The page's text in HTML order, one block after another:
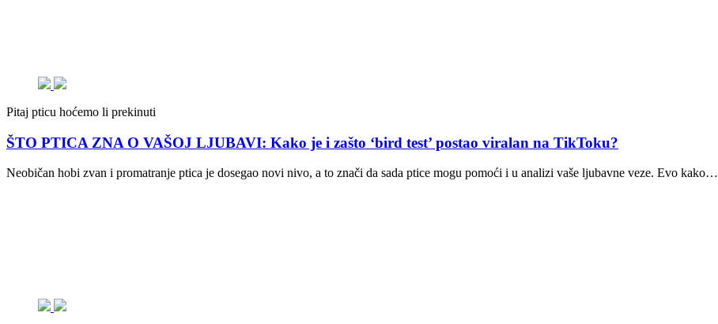
Pitaj pticu hoćemo li prekinuti
ŠTO PTICA ZNA O VAŠOJ LJUBAVI: Kako je i zašto ‘bird test’ postao viralan na TikToku?
Neobičan hobi zvan i promatranje ptica je dosegao novi nivo, a to znači da sada ptice mogu pomoći i u analizi vaše ljubavne veze. Evo kako…